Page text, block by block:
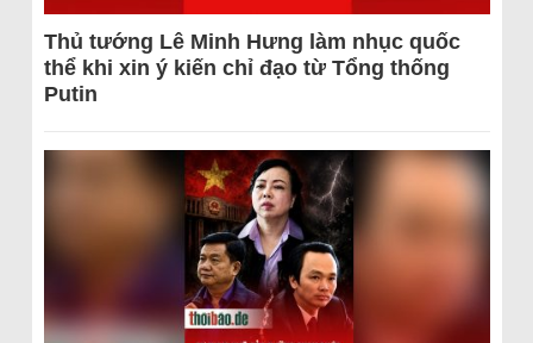
Thủ tướng Lê Minh Hưng làm nhục quốc
thể khi xin ý kiến chỉ đạo từ Tổng thống
Putin